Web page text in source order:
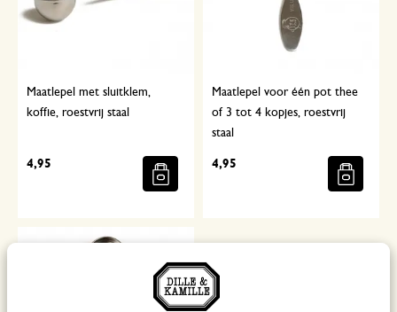
Maatlepel met sluitklem,
koffie, roestvrij staal
4,95
Maatlepel voor één pot thee
of 3 tot 4 kopjes, roestvrij
staal
4,95